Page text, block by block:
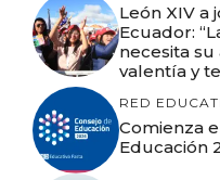
León XIV a
Ecuador:
necesita su
valentía y
RED
Comienza
Educación